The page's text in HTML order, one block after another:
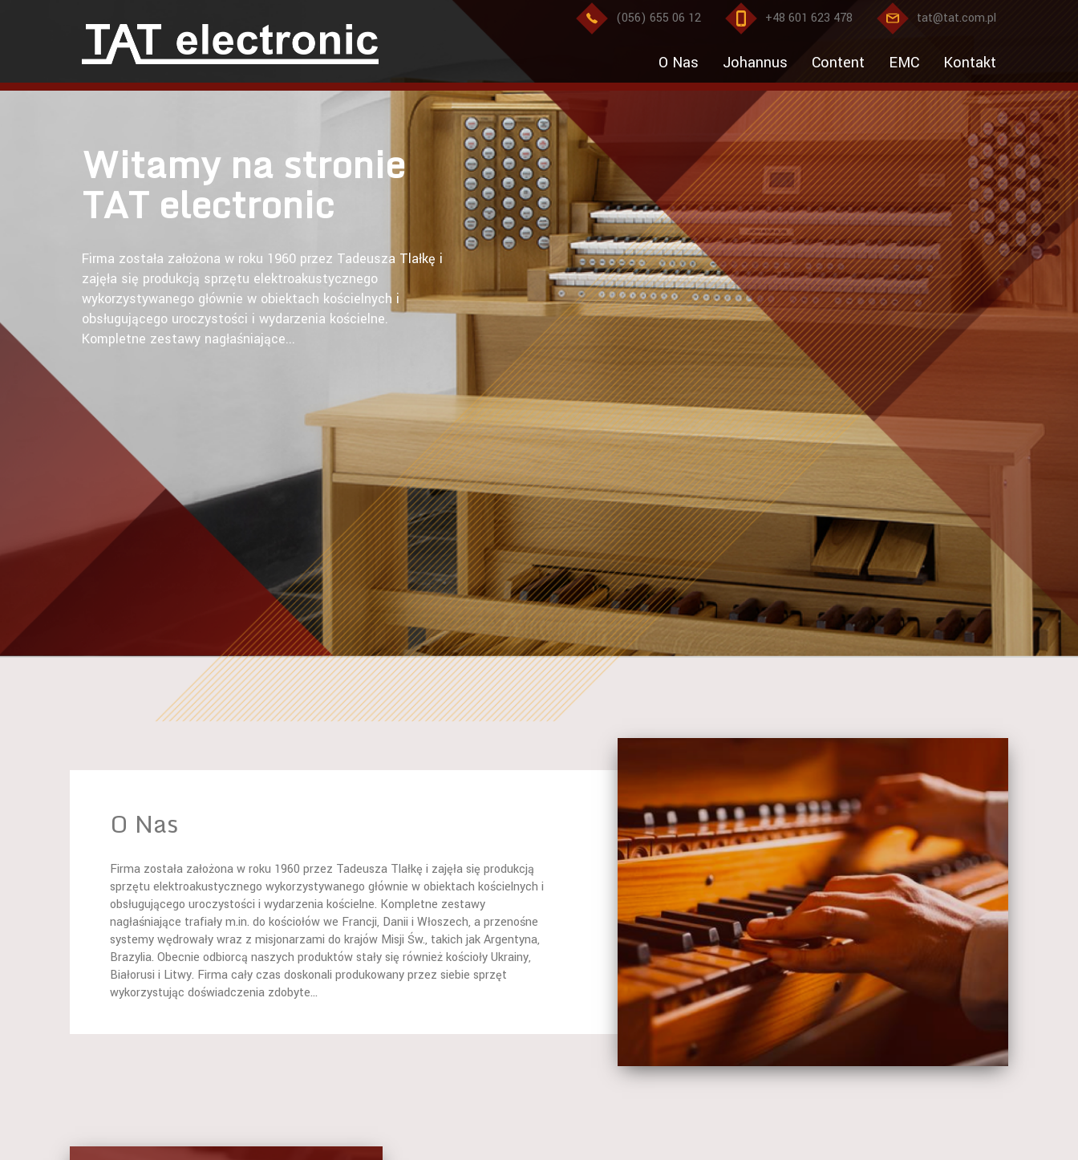
(056) 655 06 12 +48 601 623 478 tat@tat.com.pl
O Nas Johannus Content EMC Kontakt
Witamy na stronie
TAT electronic
Firma została założona w roku 1960 przez Tadeusza Tlałkę i
zajęła się produkcją sprzętu elektroakustycznego
wykorzystywanego głównie w obiektach kościelnych i
obsługującego uroczystości i wydarzenia kościelne.
Kompletne zestawy nagłaśniające...
O Nas
Firma została założona w roku 1960 przez Tadeusza Tlałkę i zajęła się produkcją
sprzętu elektroakustycznego wykorzystywanego głównie w obiektach kościelnych i
obsługującego uroczystości i wydarzenia kościelne. Kompletne zestawy
nagłaśniające trafiały m.in. do kościołów we Francji, Danii i Włoszech, a przenośne
systemy wędrowały wraz z misjonarzami do krajów Misji Św., takich jak Argentyna,
Brazylia. Obecnie odbiorcą naszych produktów stały się również kościoły Ukrainy,
Białorusi i Litwy. Firma cały czas doskonali produkowany przez siebie sprzęt
wykorzystując doświadczenia zdobyte...